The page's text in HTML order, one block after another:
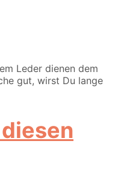
Leder dienen dem
gut, wirst Du lange